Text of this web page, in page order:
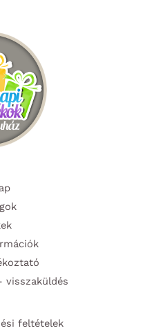
visszaküldés
feltételek